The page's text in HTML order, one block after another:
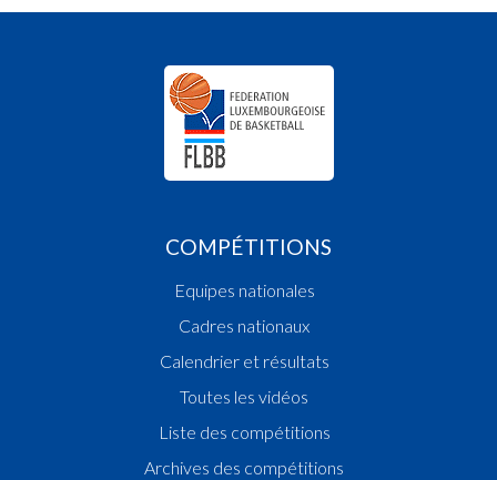
COMPÉTITIONS
Equipes nationales
Cadres nationaux
Calendrier et résultats
Toutes les vidéos
Liste des compétitions
Archives des compétitions